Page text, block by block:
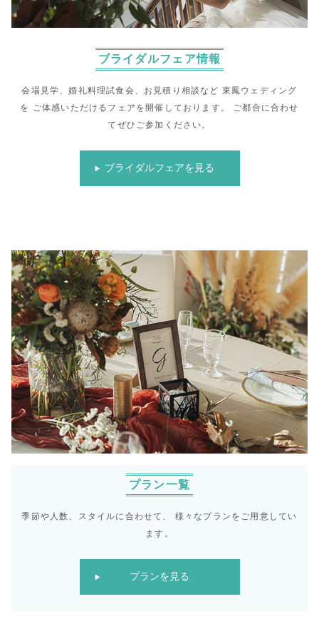
ブライダルフェア情報
会場見学、婚礼料理試食会、お見積り相談など 東鳳ウェディング
を ご体感いただけるフェアを開催しております。
ご都合に合わせ
てぜひご参加ください。
ブライダルフェアを見る
プラン一覧
季節や人数、スタイルに合わせて、
様々なプランをご用意してい
ます。
プランを見る